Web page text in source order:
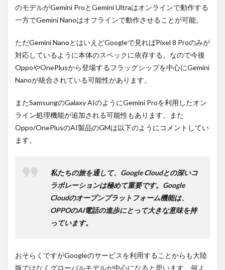
のモデルがGemini ProとGemini Ultraはオンラインで動作する
一方でGemini Nanoはオフラインで動作させることが可能。
ただGemini NanoとはいえどGoogleで見ればPixel 8 Proのみが
対応しているように本体のスペックに依存する。なので今後
OppoやOnePlusから登場するフラッグシップを中心にGemini
Nanoが統合されている可能性があります。
またSamsungのGalaxy AIのようにGemini Proを利用したオン
ライン処理機能が追加される可能性もあります。また
Oppo/OnePlusのAI製品のGMは以下のようにコメントしてい
ます。
私たちの旅を通して、Google Cloudとの深いコ
ラボレーションは極めて重要です。Google
Cloudのオープンプラットフォーム機能は、
OPPOのAI電話の進歩にとって大きな意味を持
っています。
おそらくですがGoogleのサービスを利用することからも大陸
版ではなくグローバルモデルが中心になると思います。何よ